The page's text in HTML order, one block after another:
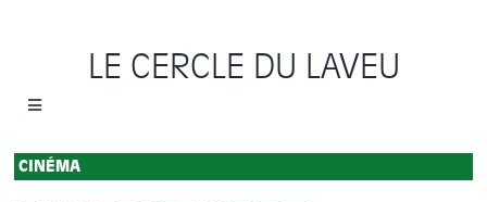
LE CERCLE DU LAVEU
Toggle
Accueil
CINÉMA